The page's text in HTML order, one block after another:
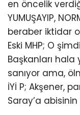
en öncelik verdiği
YUMUŞAYIP,
beraber iktidar
Eski MHP; O
Başkanları hala
sanıyor ama,
İYİ P; Akşener,
Saray’a